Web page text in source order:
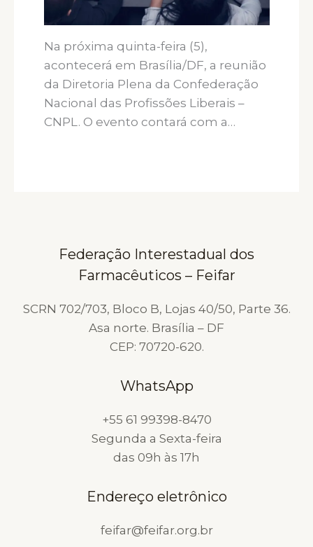
Na próxima quinta-feira (5),
acontecerá em Brasília/DF, a reunião
da Diretoria Plena da Confederação
Nacional das Profissões Liberais –
CNPL. O evento contará com a…
Federação Interestadual dos
Farmacêuticos – Feifar
SCRN 702/703, Bloco B, Lojas 40/50, Parte 36.
Asa norte. Brasília – DF
CEP: 70720-620.
WhatsApp
+55 61 99398-8470
Segunda a Sexta-feira
das 09h às 17h
Endereço eletrônico
feifar@feifar.org.br